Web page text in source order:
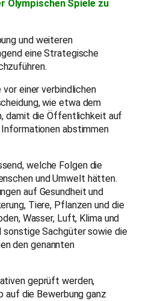
Olympischen Spiele zu
und weiteren
eine Strategische
einer verbindlichen
wie etwa dem
damit die Öffentlichkeit auf
abstimmen
welche Folgen die
und Umwelt hätten.
auf Gesundheit und
Tiere, Pflanzen und die
Wasser, Luft, Klima und
Sachgüter sowie die
den genannten
geprüft werden,
auf die Bewerbung ganz